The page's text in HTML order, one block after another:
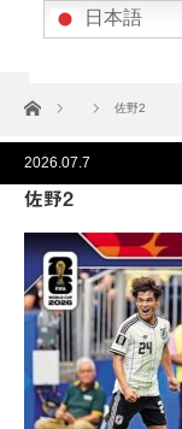
ホーム 佐野2
2026.07.7
佐野2
日本語